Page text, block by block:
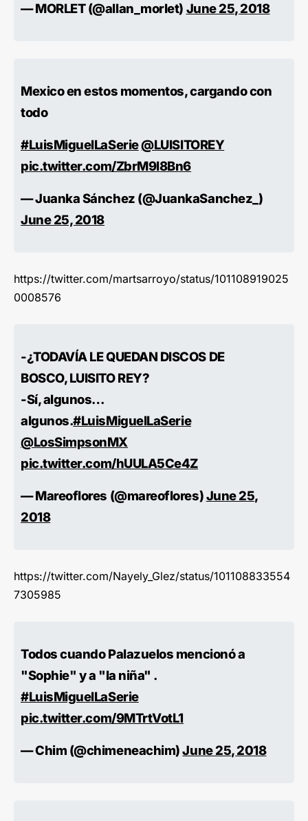
— MORLET (@allan_morlet) June 25, 2018
Mexico en estos momentos, cargando con
todo
#LuisMiguelLaSerie@LUISlTOREY
pic.twitter.com/ZbrM9l8Bn6
— Juanka Sánchez (@JuankaSanchez_)
June 25, 2018
https://twitter.com/martsarroyo/status/101108919025
0008576
-¿TODAVÍA LE QUEDAN DISCOS DE
BOSCO, LUISITO REY?
-Sí, algunos…
algunos.#LuisMiguelLaSerie
@LosSimpsonMX
pic.twitter.com/hUULA5Ce4Z
— Mareoflores (@mareoflores)June 25,
2018
https://twitter.com/Nayely_Glez/status/101108833554
7305985
Todos cuando Palazuelos mencionó a
"Sophie" y a "la niña" .
#LuisMiguelLaSerie
pic.twitter.com/9MTrtVotL1
— Chim (@chimeneachim)June 25, 2018